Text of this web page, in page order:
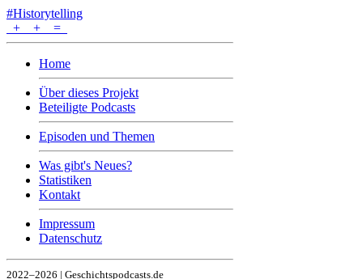
#Historytelling
+
+ =
Home
Über dieses Projekt
Beteiligte Podcasts
Episoden und Themen
Was gibt's Neues?
Statistiken
Kontakt
Impressum
Datenschutz
2022–2026 | Geschichtspodcasts.de